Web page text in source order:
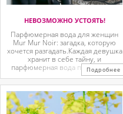
НЕВОЗМОЖНО УСТОЯТЬ!
Парфюмерная вода для женщин
Mur Mur Noir: загадка, которую
хочется разгадать.Каждая девушка
хранит в себе тайну, и
парфюмерная вода помогает её
раскрыть. Это аромат, который
окутывает чувственностью и
оставляет за собой легкий шлейф
загадки. Композиция воды
сочетает в себе ноты ...
Подробнее